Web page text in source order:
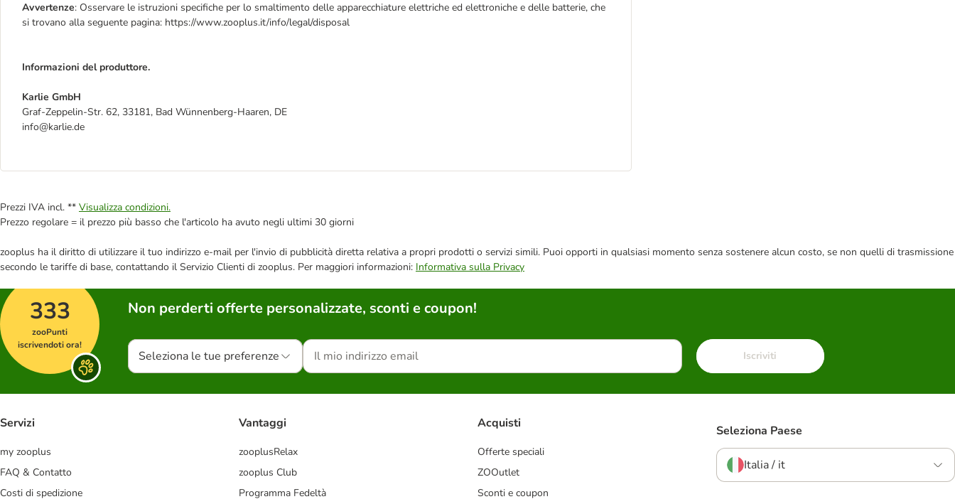
Avvertenze: Osservare le istruzioni specifiche per lo smaltimento delle apparecchiature elettriche ed elettroniche e delle batterie, che
si trovano alla seguente pagina: https://www.zooplus.it/info/legal/disposal
Informazioni del produttore.
Karlie GmbH
Graf-Zeppelin-Str. 62, 33181, Bad Wünnenberg-Haaren, DE
info@karlie.de
Prezzi IVA incl. ** Visualizza condizioni.
Prezzo regolare = il prezzo più basso che l'articolo ha avuto negli ultimi 30 giorni
zooplus ha il diritto di utilizzare il tuo indirizzo e-mail per l'invio di pubblicità diretta relativa a propri prodotti o servizi simili. Puoi opporti in qualsiasi momento senza sostenere alcun costo, se non quelli di trasmissione
secondo le tariffe di base, contattando il Servizio Clienti di zooplus. Per maggiori informazioni: Informativa sulla Privacy
333
zooPunti
iscrivendoti ora!
Non perderti offerte personalizzate, sconti e coupon!
Seleziona le tue preferenze Iscriviti
Servizi
my zooplus
FAQ & Contatto
Costi di spedizione
Vantaggi
zooplusRelax
zooplus Club
Programma Fedeltà
Acquisti
Offerte speciali
ZOOutlet
Sconti e coupon
Seleziona Paese
Italia / it